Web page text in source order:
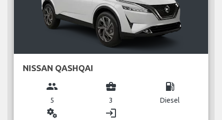
NISSAN QASHQAI
group
5
business_center
3
local_gas_station
Diesel
miscellaneous_services login